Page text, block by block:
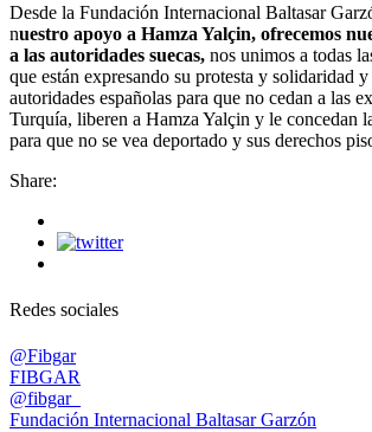
Desde la Fundación Internacional Baltasar
nuestro apoyo a Hamza Yalçin, ofrecemos
a las autoridades suecas, nos unimos a todas
que están expresando su protesta y solidaridad
autoridades españolas para que no cedan a las
Turquía, liberen a Hamza Yalçin y le concedan
para que no se vea deportado y sus derechos
Share:
Redes sociales
@Fibgar
FIBGAR
@fibgar_
Fundación Internacional Baltasar Garzón